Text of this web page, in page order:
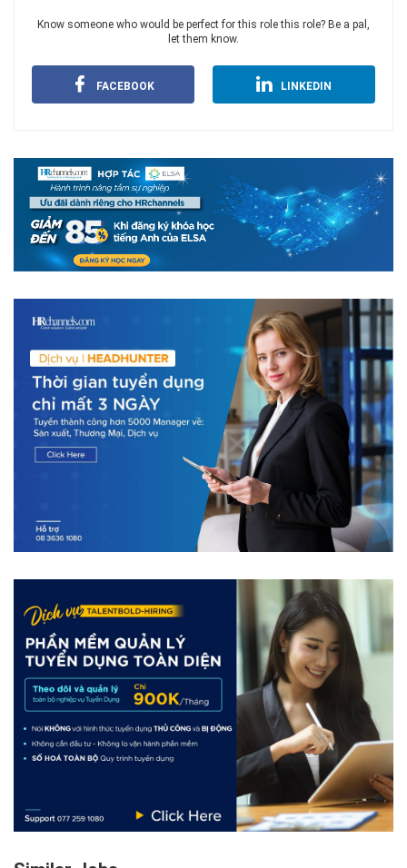
Know someone who would be perfect for this role this role? Be a pal,
let them know.
FACEBOOK LINKEDIN